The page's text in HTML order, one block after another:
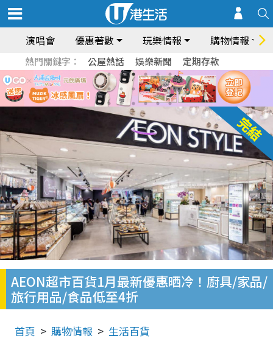
演唱會 優惠著數 玩樂情報 購物情報
熱門關鍵字： 公屋熱話 娛樂新聞 定期存款
AEON超市百貨1月最新優惠晒冷！廚具/家品/
旅行用品/食品低至4折
首頁 購物情報 生活百貨